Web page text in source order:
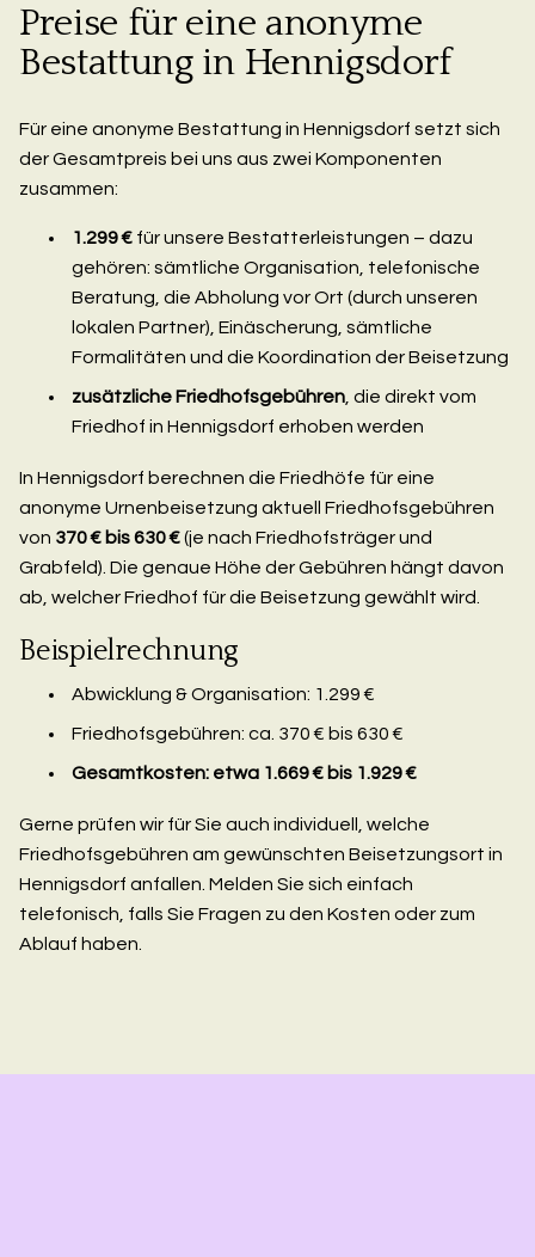
Preise für eine anonyme
Bestattung in Hennigsdorf
Für eine anonyme Bestattung in Hennigsdorf setzt sich
der Gesamtpreis bei uns aus zwei Komponenten
zusammen:
1.299 € für unsere Bestatterleistungen – dazu
gehören: sämtliche Organisation, telefonische
Beratung, die Abholung vor Ort (durch unseren
lokalen Partner), Einäscherung, sämtliche
Formalitäten und die Koordination der Beisetzung
zusätzliche Friedhofsgebühren , die direkt vom
Friedhof in Hennigsdorf erhoben werden
In Hennigsdorf berechnen die Friedhöfe für eine
anonyme Urnenbeisetzung aktuell Friedhofsgebühren
von 370 € bis 630 €(je nach Friedhofsträger und
Grabfeld). Die genaue Höhe der Gebühren hängt davon
ab, welcher Friedhof für die Beisetzung gewählt wird.
Beispielrechnung
Abwicklung & Organisation: 1.299 €
Friedhofsgebühren: ca. 370 € bis 630 €
Gesamtkosten: etwa 1.669 € bis 1.929 €
Gerne prüfen wir für Sie auch individuell, welche
Friedhofsgebühren am gewünschten Beisetzungsort in
Hennigsdorf anfallen. Melden Sie sich einfach
telefonisch, falls Sie Fragen zu den Kosten oder zum
Ablauf haben.